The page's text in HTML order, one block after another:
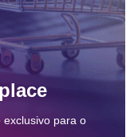
Sensores instalados
sobre umidade do
e outros
Esses dados
irrigação mais precisa,
de água, e otimizem
Com uma
de recursos
exclusivo para o